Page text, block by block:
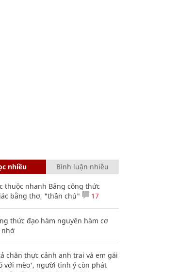
nhiều Bình luận nhiều
thuộc nhanh Bảng công thức
bằng thơ, "thần chú"
17
thức đạo hàm nguyên hàm cơ
nhớ
chân thực cảnh anh trai và em gái
với mèo', người tinh ý còn phát